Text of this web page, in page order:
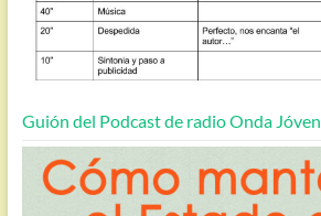
Guión del Podcast de radio Onda Jóven